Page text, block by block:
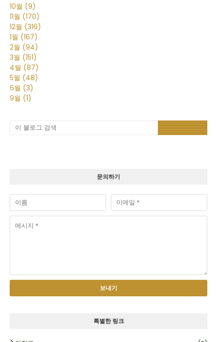
10월 (9)
11월 (170)
12월 (316)
1월 (167)
2월 (94)
3월 (151)
4월 (87)
5월 (48)
6월 (3)
9월 (1)
문의하기
특별한 링크